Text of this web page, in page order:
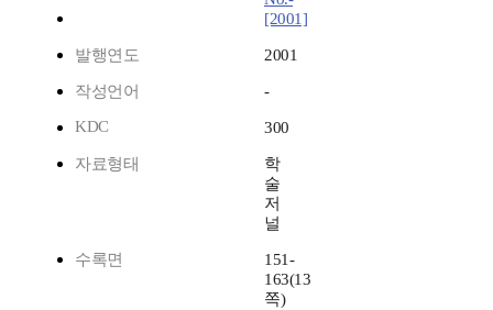
[2001]
발행연도 2001
작성언어
-
KDC
300
자료형태
학
술
저
널
수록면
151-
163(13
쪽)